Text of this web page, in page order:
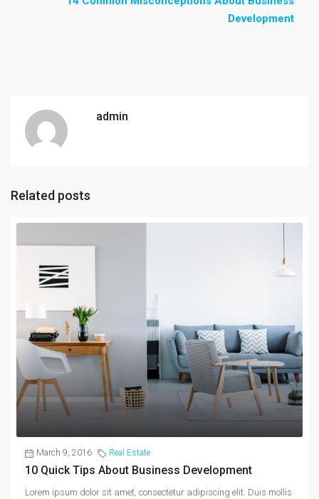
Development
admin
Related posts
March 9, 2016 Real Estate
10 Quick Tips About Business Development
Lorem ipsum dolor sit amet, consectetur adipiscing elit. Duis mollis